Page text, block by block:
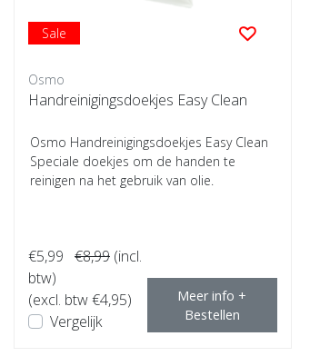
Sale
Osmo
Handreinigingsdoekjes Easy Clean
Osmo Handreinigingsdoekjes Easy Clean
Speciale doekjes om de handen te
reinigen na het gebruik van olie.
€5,99 €8,99 (incl.
btw)
(excl. btw €4,95)
Vergelijk
Meer info +
Bestellen